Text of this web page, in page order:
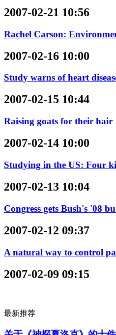
2007-02-21 10:56
Rachel Carson:
2007-02-16 10:00
Study warns of heart
2007-02-15 10:44
Raising goats for their hair
2007-02-14 10:00
Studying in the US: Four
2007-02-13 10:04
Congress gets Bush's '08
2007-02-12 09:37
A natural way to control
2007-02-09 09:15
最新推荐